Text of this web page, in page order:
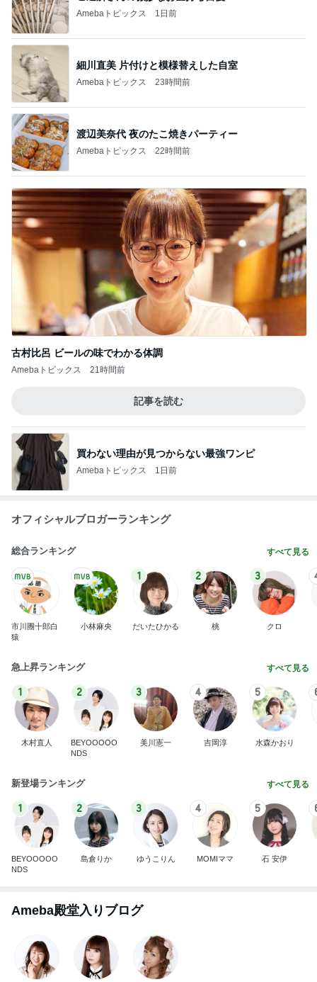
Amebaトピックス 1日前
細川直美 片付けと模様替えした自室
Amebaトピックス 23時間前
渡辺美奈代 夜のたこ焼きパーティー
Amebaトピックス 22時間前
古村比呂 ビールの味でわかる体調
Amebaトピックス 21時間前
記事を読む
買わない理由が見つからない最強ワンピ
Amebaトピックス 1日前
オフィシャルブロガーランキング
総合ランキング すべて見る
市川團十郎白
猿
小林麻央
1
だいたひかる
2
桃
3
クロ
急上昇ランキング すべて見る
1
木村直人
2
BEYOOOOO
NDS
3
美川憲一
4
吉岡淳
5
水森かおり
新登場ランキング すべて見る
1
BEYOOOOO
NDS
2
島倉りか
3
ゆうこりん
4
MOMIママ
5
石 安伊
Ameba殿堂入りブログ